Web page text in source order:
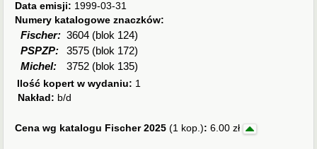
Data emisji: 1999-03-31
Numery katalogowe znaczków:
Fischer: 3604 (blok 124)
PSPZP:
3575 (blok 172)
Michel:
3752 (blok 135)
Ilość kopert w wydaniu: 1
Nakład: b/d
Cena wg katalogu Fischer 2025(1 kop.): 6.00 zł